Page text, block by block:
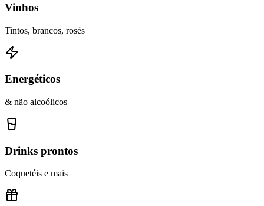
Vinhos
Tintos, brancos, rosés
Energéticos
& não alcoólicos
Drinks prontos
Coquetéis e mais